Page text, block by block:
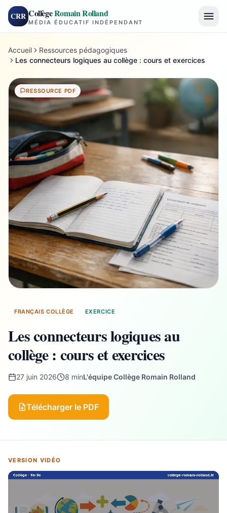
CRR CollègeRomain Rolland
MÉDIA ÉDUCATIF INDÉPENDANT
Accueil
Ressources pédagogiques
Les connecteurs logiques au collège : cours et exercices
RESSOURCE PDF
FRANÇAIS COLLÈGE EXERCICE
Les connecteurs logiques au
collège : cours et exercices
27 juin 2026 8 minL'équipe Collège Romain Rolland
Télécharger le PDF
VERSION VIDÉO